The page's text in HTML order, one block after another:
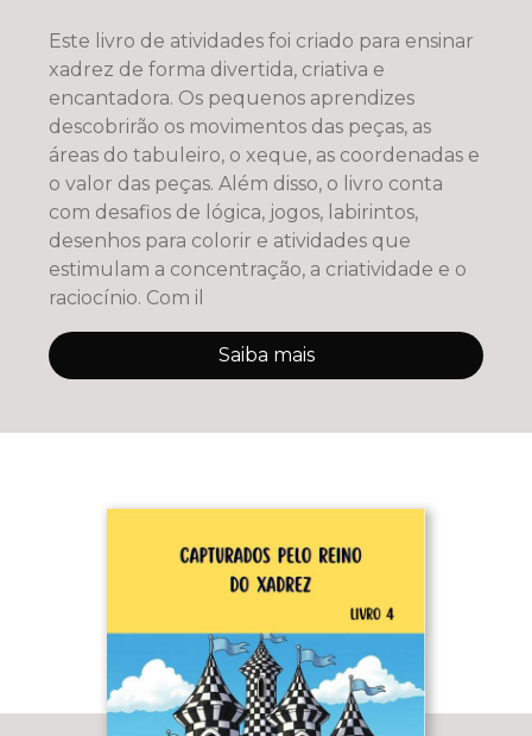
Este livro de atividades foi criado para ensinar
xadrez de forma divertida, criativa e
encantadora. Os pequenos aprendizes
descobrirão os movimentos das peças, as
áreas do tabuleiro, o xeque, as coordenadas e
o valor das peças. Além disso, o livro conta
com desafios de lógica, jogos, labirintos,
desenhos para colorir e atividades que
estimulam a concentração, a criatividade e o
raciocínio. Com il
Saiba mais